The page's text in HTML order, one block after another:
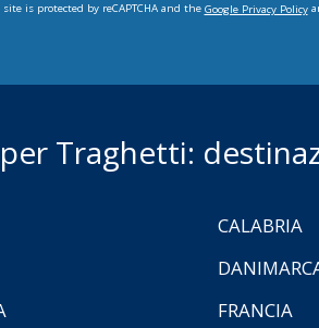
is protected by reCAPTCHA and the Google Privacy Policy
Traghetti:
CALABRIA
FRANCIA